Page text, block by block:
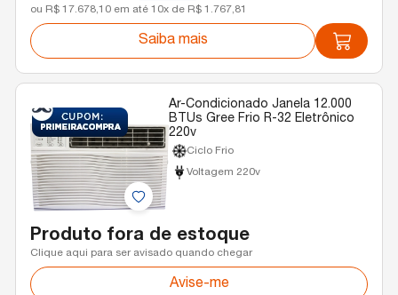
ou R$ 17.678,10 em até 10x de R$ 1.767,81
Saiba mais
Ar-Condicionado Janela 12.000
BTUs Gree Frio R-32 Eletrônico
220v
Ciclo Frio
Voltagem 220v
Produto fora de estoque
Clique aqui para ser avisado quando chegar
Avise-me